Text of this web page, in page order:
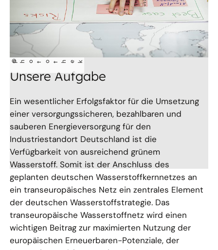
© photothek
Unsere Aufgabe
Ein wesentlicher Erfolgsfaktor für die Umsetzung
einer versorgungssicheren, bezahlbaren und
sauberen Energieversorgung für den
Industriestandort Deutschland ist die
Verfügbarkeit von ausreichend grünem
Wasserstoff. Somit ist der Anschluss des
geplanten deutschen Wasserstoffkernnetzes an
ein transeuropäisches Netz ein zentrales Element
der deutschen Wasserstoffstrategie. Das
transeuropäische Wasserstoffnetz wird einen
wichtigen Beitrag zur maximierten Nutzung der
europäischen Erneuerbaren-Potenziale, der